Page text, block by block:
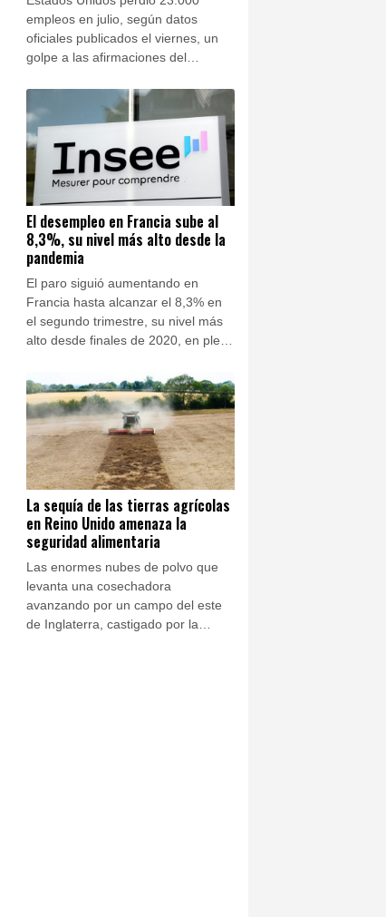
empleos en julio, según datos
oficiales publicados el viernes, un
golpe a las afirmaciones del
asegura liderar una recuperación
económica, justo cuando su Partido
Republicano se prepara para unas
cruciales elecciones de mitad de
mandato.
El desempleo en Francia sube al
8,3%, su nivel más alto desde la
pandemia
El paro siguió aumentando en
Francia hasta alcanzar el 8,3% en
el segundo trimestre, su nivel más
alto desde finales de 2020, en plena
La sequía de las tierras agrícolas
en Reino Unido amenaza la
seguridad alimentaria
Las enormes nubes de polvo que
levanta una cosechadora
avanzando por un campo del este
de Inglaterra, castigado por la